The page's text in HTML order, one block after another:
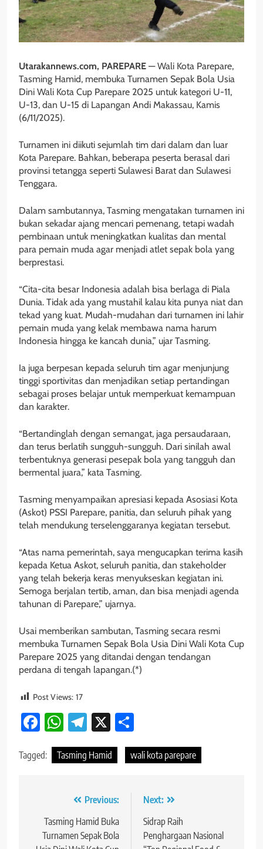
Utarakannews.com, PAREPARE — Wali Kota Parepare,
Tasming Hamid, membuka Turnamen Sepak Bola Usia
Dini Wali Kota Cup Parepare 2025 untuk kategori U-11,
U-13, dan U-15 di Lapangan Andi Makassau, Kamis
(6/11/2025).
Turnamen ini diikuti sejumlah tim dari dalam dan luar
Kota Parepare. Bahkan, beberapa peserta berasal dari
provinsi tetangga seperti Sulawesi Barat dan Sulawesi
Tenggara.
Dalam sambutannya, Tasming mengatakan turnamen ini
bukan sekadar ajang mencari pemenang, tetapi wadah
pembinaan untuk meningkatkan kualitas dan mental
para pemain muda agar menjadi atlet sepak bola yang
berprestasi.
“Cita-cita besar Indonesia adalah bisa berlaga di Piala
Dunia. Tidak ada yang mustahil kalau kita punya niat dan
tekad yang kuat. Mudah-mudahan dari turnamen ini lahir
pemain muda yang kelak membawa nama harum
Indonesia hingga ke kancah dunia,” ujar Tasming.
Ia juga berpesan kepada seluruh tim agar menjunjung
tinggi sportivitas dan menjadikan setiap pertandingan
sebagai proses belajar untuk memperkuat kemampuan
dan karakter.
“Bertandinglah dengan semangat, jaga persaudaraan,
dan terus berlatih sungguh-sungguh. Dari sinilah awal
terbentuknya generasi pesepak bola yang tangguh dan
bermental juara,” kata Tasming.
Tasming menyampaikan apresiasi kepada Asosiasi Kota
(Askot) PSSI Parepare, panitia, dan seluruh pihak yang
telah mendukung terselenggaranya kegiatan tersebut.
“Atas nama pemerintah, saya mengucapkan terima kasih
kepada Ketua Askot, seluruh panitia, dan stakeholder
yang telah bekerja keras menyukseskan kegiatan ini.
Semoga berjalan tertib, aman, dan bisa menjadi agenda
tahunan di Parepare,” ujarnya.
Usai memberikan sambutan, Tasming secara resmi
membuka Turnamen Sepak Bola Usia Dini Wali Kota Cup
Parepare 2025 yang ditandai dengan tendangan
perdana di tengah lapangan.(*)
Post Views: 17
Facebook
WhatsApp
Telegram
X
Tagged: Tasming Hamid wali kota parepare
Navigasi
pos
Previous:
Tasming Hamid Buka
Turnamen Sepak Bola
Next:
Sidrap Raih
Penghargaan Nasional